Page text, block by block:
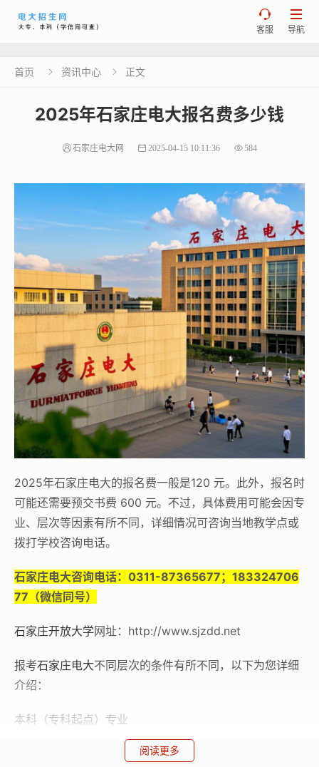

导航

客服
首页  资讯中心  正文
2025年石家庄电大报名费多少钱
石家庄电大网 2025-04-15 10:11:36 584
2025年石家庄电大的报名费一般是120 元。此外，报名时
可能还需要预交书费 600 元。不过，具体费用可能会因专
业、层次等因素有所不同，详细情况可咨询当地教学点或
拨打学校咨询电话。
石家庄电大咨询电话：0311-87365677；183324706
77（微信同号）
石家庄开放大学网址：http://www.sjzdd.net
报考石家庄电大不同层次的条件有所不同，以下为您详细
介绍：
本科（专科起点）专业
具有国民教育系列相同或相近专业高等专科（含专科）以
阅读更多